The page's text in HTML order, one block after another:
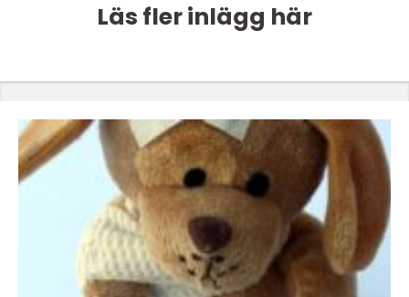
Läs fler inlägg här